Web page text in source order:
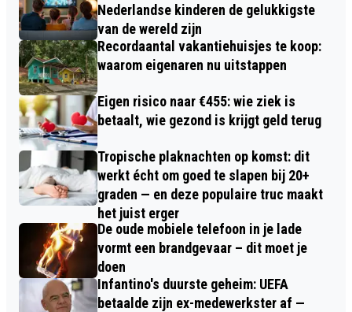
Nederlandse kinderen de gelukkigste
van de wereld zijn
Recordaantal vakantiehuisjes te koop:
waarom eigenaren nu uitstappen
Eigen risico naar €455: wie ziek is
betaalt, wie gezond is krijgt geld terug
Tropische plaknachten op komst: dit
werkt écht om goed te slapen bij 20+
graden — en deze populaire truc maakt
het juist erger
De oude mobiele telefoon in je lade
vormt een brandgevaar – dit moet je
doen
Infantino's duurste geheim: UEFA
betaalde zijn ex-medewerkster af —